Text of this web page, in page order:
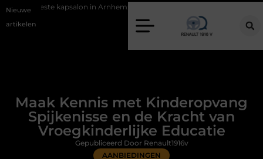
Nieuwe
artikelen
in Arnhem: meer dan alleen een knipbeurt
Maak Kennis met Kinderopvang
Spijkenisse en de Kracht van
Vroegkinderlijke Educatie
AANBIEDINGEN
Gepubliceerd Door Renault1916v